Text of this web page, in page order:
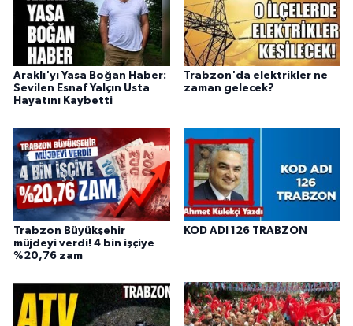
Araklı'yı Yasa Boğan Haber:
Sevilen Esnaf Yalçın Usta
Hayatını Kaybetti
Trabzon'da elektrikler ne
zaman gelecek?
Trabzon Büyükşehir
müjdeyi verdi! 4 bin işçiye
%20,76 zam
KOD ADI 126 TRABZON